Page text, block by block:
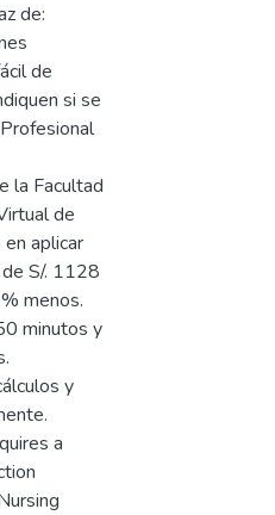
de:
de
si se
la Facultad
de
aplicar
S/. 1128
menos.
minutos y
y
a